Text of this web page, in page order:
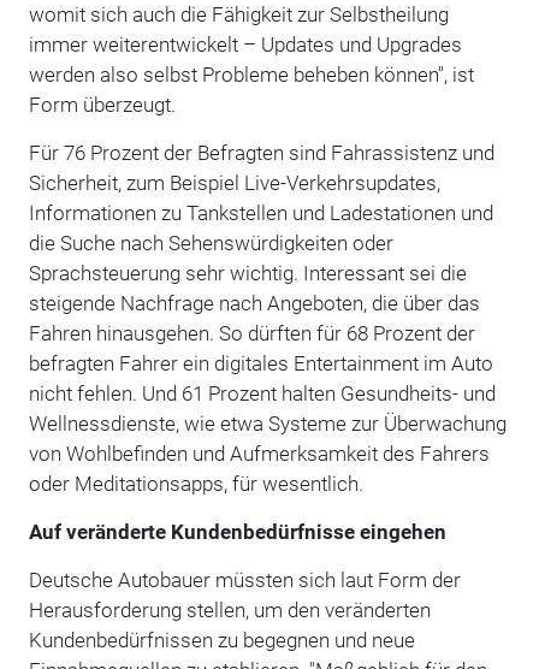
womit sich auch die Fähigkeit zur Selbstheilung
immer weiterentwickelt – Updates und Upgrades
werden also selbst Probleme beheben können", ist
Form überzeugt.
Für 76 Prozent der Befragten sind Fahrassistenz und
Sicherheit, zum Beispiel Live-Verkehrsupdates,
Informationen zu Tankstellen und Ladestationen und
die Suche nach Sehenswürdigkeiten oder
Sprachsteuerung sehr wichtig. Interessant sei die
steigende Nachfrage nach Angeboten, die über das
Fahren hinausgehen. So dürften für 68 Prozent der
befragten Fahrer ein digitales Entertainment im Auto
nicht fehlen. Und 61 Prozent halten Gesundheits- und
Wellnessdienste, wie etwa Systeme zur Überwachung
von Wohlbefinden und Aufmerksamkeit des Fahrers
oder Meditationsapps, für wesentlich.
Auf veränderte Kundenbedürfnisse eingehen
Deutsche Autobauer müssten sich laut Form der
Herausforderung stellen, um den veränderten
Kundenbedürfnissen zu begegnen und neue